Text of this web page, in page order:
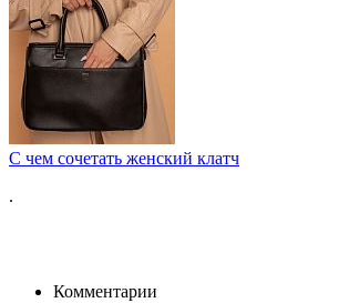
С чем сочетать женский клатч
.
Комментарии